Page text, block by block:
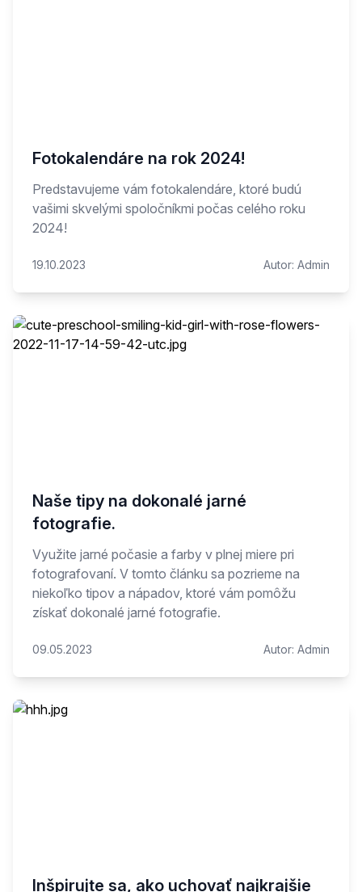
Fotokalendáre na rok 2024!
Predstavujeme vám fotokalendáre, ktoré budú
vašimi skvelými spoločníkmi počas celého roku
2024!
19.10.2023 Autor: Admin
Naše tipy na dokonalé jarné
fotografie.
Využite jarné počasie a farby v plnej miere pri
fotografovaní. V tomto článku sa pozrieme na
niekoľko tipov a nápadov, ktoré vám pomôžu
získať dokonalé jarné fotografie.
09.05.2023 Autor: Admin
Inšpirujte sa, ako uchovať najkrajšie